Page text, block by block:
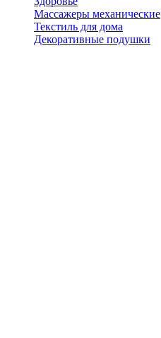
Массажеры механические
Текстиль для дома
Декоративные подушки